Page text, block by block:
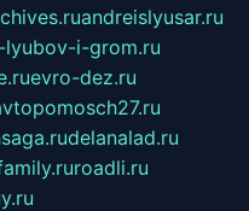
andreislyusar.ru
i-grom.ru
evro-dez.ru
delanalad.ru
roadli.ru